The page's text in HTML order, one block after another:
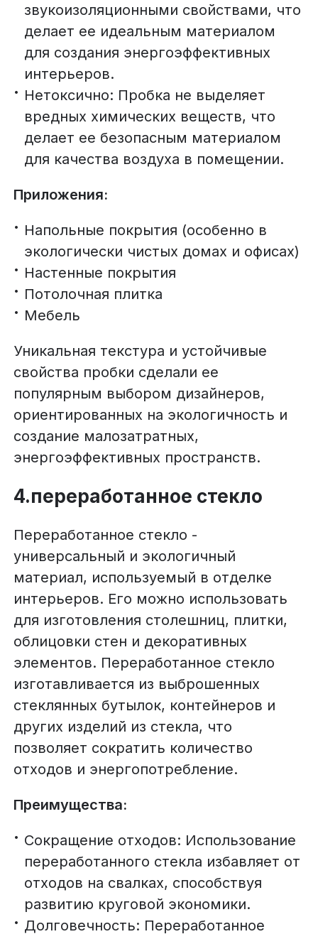
звукоизоляционными свойствами, что
делает ее идеальным материалом
для создания энергоэффективных
интерьеров.
Нетоксично: Пробка не выделяет
вредных химических веществ, что
делает ее безопасным материалом
для качества воздуха в помещении.
Приложения:
Напольные покрытия (особенно в
экологически чистых домах и офисах)
Настенные покрытия
Потолочная плитка
Мебель
Уникальная текстура и устойчивые
свойства пробки сделали ее
популярным выбором дизайнеров,
ориентированных на экологичность и
создание малозатратных,
энергоэффективных пространств.
4.переработанное стекло
Переработанное стекло -
универсальный и экологичный
материал, используемый в отделке
интерьеров. Его можно использовать
для изготовления столешниц, плитки,
облицовки стен и декоративных
элементов. Переработанное стекло
изготавливается из выброшенных
стеклянных бутылок, контейнеров и
других изделий из стекла, что
позволяет сократить количество
отходов и энергопотребление.
Преимущества:
Сокращение отходов: Использование
переработанного стекла избавляет от
отходов на свалках, способствуя
развитию круговой экономики.
Долговечность: Переработанное